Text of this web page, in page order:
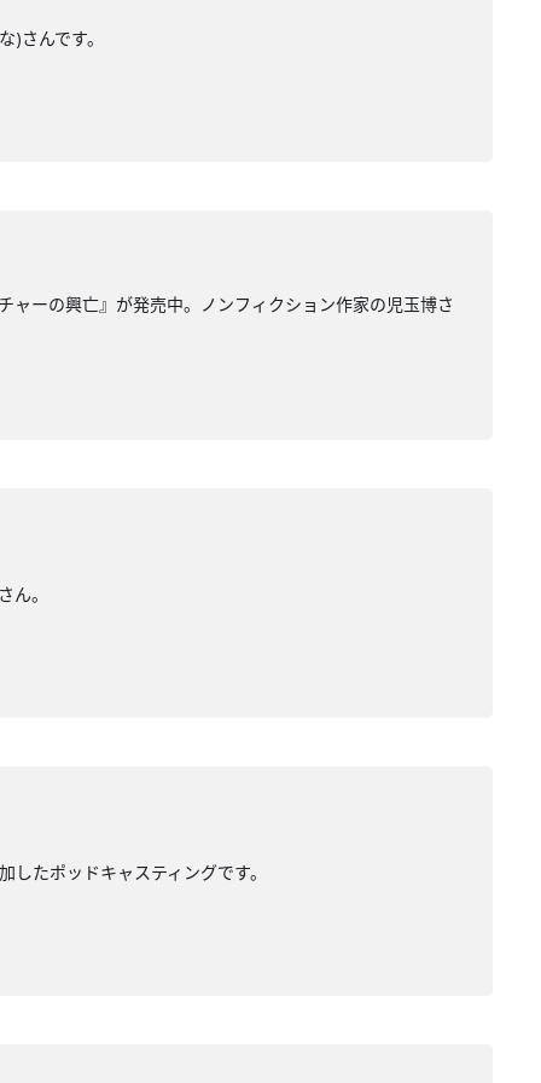
さんです。
ーの興亡』が発売中。ノンフィクション作家の児玉博さ
。
たポッドキャスティングです。